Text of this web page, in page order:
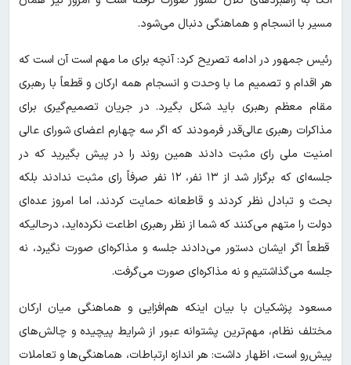
مسیر با انسجام و هماهنگی دنبال می‌شود.
رئیس جمهور در ادامه تصریح کرد: آنچه برای ما مهم است آن است که
هر اقدام و تصمیم ما با وحدت و انسجام همه ارکان و قطعاً با رهبری
مقام معظم رهبری باید شکل بگیرد. در جریان تصمیم‌گیری برای
مذاکرات رهبری عالی‌قدر فرمودند که اگر سه چهارم اعضای شورای عالی
امنیت ملی رای مثبت دادند همین روند را در پیش بگیرید که در
جلسه‌ای که برگزار شد از ۱۳ نفر، ۱۲ نفر صرفاً رای مثبت ندادند بلکه
بحث و تبادل نظر کردند و قاطعانه حمایت کردند، اما امروز عده‌ای
دولت را متهم می‌کنند که شما از نظر رهبری اطاعت نکرده‌اید، درحالیکه
قطعاً اگر ایشان دستور می‌دادند جلسه و مذاکره‌ای صورت نگیرد، نه
جلسه می‌گذاشتیم و نه مذاکره‌ای صورت می‌گرفت.
مسعود پزشکیان با بیان اینکه هم‌افزایی و هماهنگی میان ارکان
مختلف نظام، مهم‌ترین پشتوانه عبور از شرایط پیچیده و چالش‌های
پیش‌رو است، اظهار داشت: هر اندازه ارتباطات، هماهنگی‌ها و تعاملات